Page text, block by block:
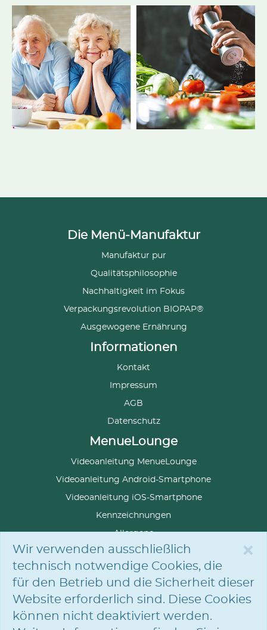
×
Wir verwenden ausschließlich
technisch notwendige Cookies, die
für den Betrieb und die Sicherheit dieser
Website erforderlich sind. Diese Cookies
können nicht deaktiviert werden.
Die Menü-Manufaktur
Manufaktur pur
Qualitätsphilosophie
Nachhaltigkeit im Fokus
Verpackungsrevolution BIOPAP®
Ausgewogene Ernährung
Informationen
Kontakt
Impressum
AGB
Datenschutz
MenueLounge
Videoanleitung MenueLounge
Videoanleitung Android-Smartphone
Videoanleitung iOS-Smartphone
Kennzeichnungen
Allergene
SPRACHE
AUSWÄHLEN